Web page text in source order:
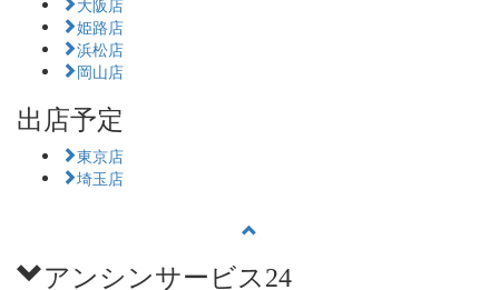
姫路店
浜松店
岡山店
出店予定
東京店
埼玉店
アンシンサービス24